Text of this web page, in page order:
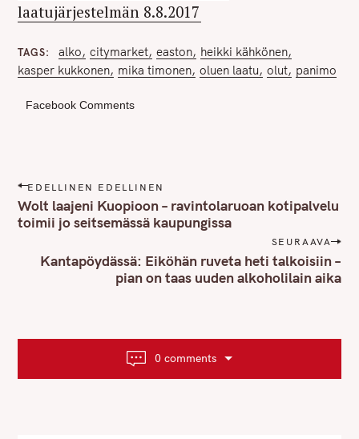
laatujärjestelmän 8.8.2017
TAGS alko citymarket easton
heikki kähkönen
kasper kukkonen mika timonen oluen laatu olut panimo
Facebook Comments
P
o
s
g
t
EDELLINEN EDELLINEN
Wolt laajeni Kuopioon – ravintolaruoan kotipalvelu
toimii jo seitsemässä kaupungissa
SEURAAVA
Kantapöydässä: Eiköhän ruveta heti talkoisiin –
pian on taas uuden alkoholilain aika
0 comments